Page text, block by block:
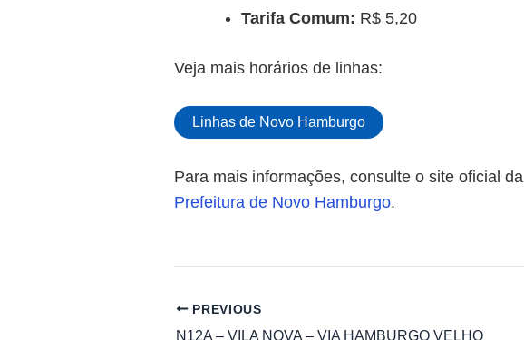
Tarifa Comum: R$ 5,20
Veja mais horários de linhas:
Linhas de Novo Hamburgo
Para mais informações, consulte o site oficial da
Prefeitura de Novo Hamburgo.
PREVIOUS
N12A – VILA NOVA – VIA HAMBURGO VELHO